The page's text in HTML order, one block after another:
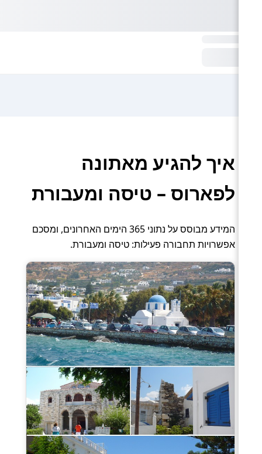
איך להגיע מאתונה
לפארוס – טיסה ומעבורת
המידע מבוסס על נתוני 365 הימים האחרונים, ומסכם
אפשרויות תחבורה פעילות: טיסה ומעבורת.